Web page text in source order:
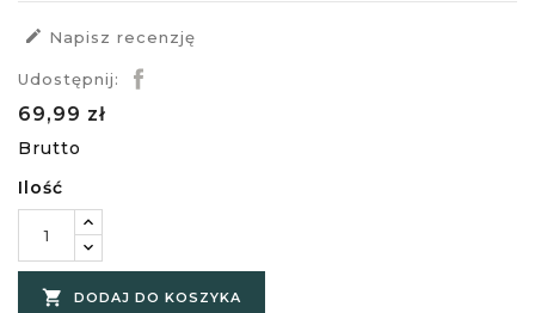
 Napisz recenzję
Udostępnij:
69,99 zł
Brutto
Ilość
 DODAJ DO KOSZYKA